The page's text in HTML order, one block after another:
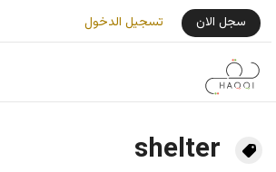
تجاوز إلى المحتوى الرئيسي
User Login Menu
سجل الان تسجيل الدخول
shelter